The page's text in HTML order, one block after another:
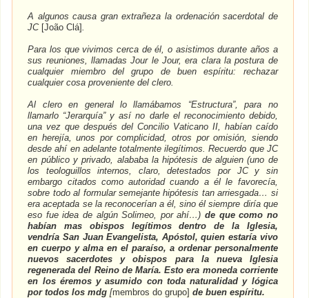
A algunos causa gran extrañeza la ordenación sacerdotal de
JC [João Clá].
Para los que vivimos cerca de él, o asistimos durante años a
sus reuniones, llamadas Jour le Jour, era clara la postura de
cualquier miembro del grupo de buen espíritu: rechazar
cualquier cosa proveniente del clero.
Al clero en general lo llamábamos “Estructura”, para no
llamarlo “Jerarquía” y así no darle el reconocimiento debido,
una vez que después del Concilio Vaticano II, habían caído
en herejía, unos por complicidad, otros por omisión, siendo
desde ahí en adelante totalmente ilegítimos. Recuerdo que JC
en público y privado, alababa la hipótesis de alguien (uno de
los teologuillos internos, claro, detestados por JC y sin
embargo citados como autoridad cuando a él le favorecía,
sobre todo al formular semejante hipótesis tan arriesgada… si
era aceptada se la reconocerían a él, sino él siempre diría que
eso fue idea de algún Solimeo, por ahí…) de que como no
habían mas obispos legítimos dentro de la Iglesia,
vendría San Juan Evangelista, Apóstol, quien estaría vivo
en cuerpo y alma en el paraíso, a ordenar personalmente
nuevos sacerdotes y obispos para la nueva Iglesia
regenerada del Reino de María. Esto era moneda corriente
en los éremos y asumido con toda naturalidad y lógica
por todos los mdg[membros do grupo] de buen espíritu.